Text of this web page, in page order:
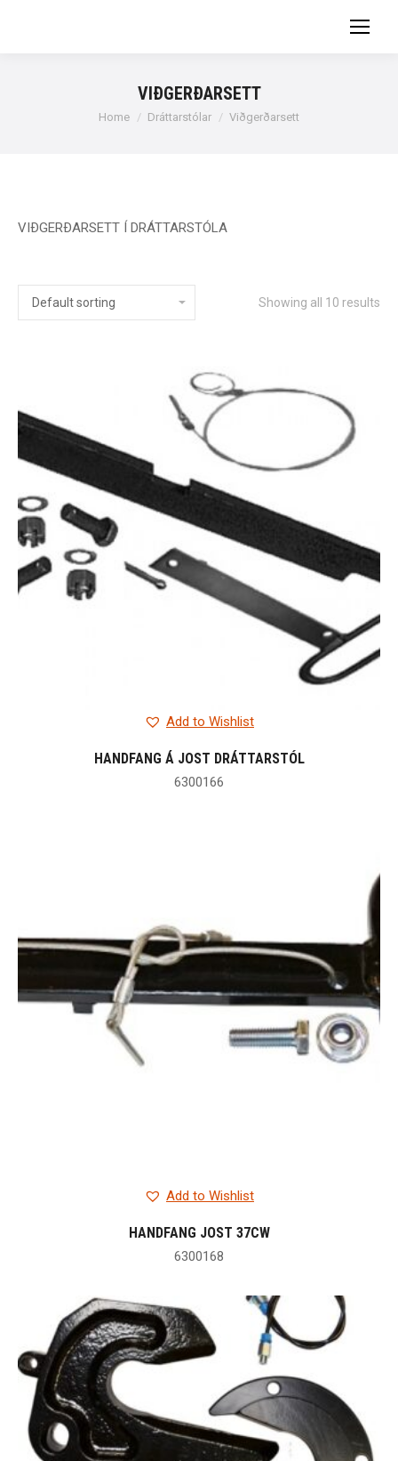
VIÐGERÐARSETT
You are here:
Home Dráttarstólar Viðgerðarsett
VIÐGERÐARSETT Í DRÁTTARSTÓLA
Showing all 10 results
Add to Wishlist
HANDFANG Á JOST DRÁTTARSTÓL
6300166
Add to Wishlist
HANDFANG JOST 37CW
6300168